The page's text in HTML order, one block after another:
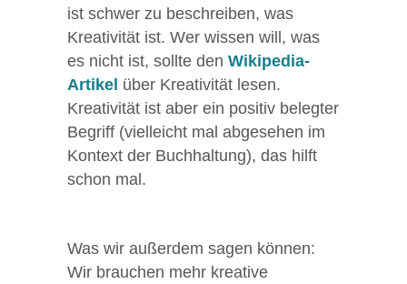
ist schwer zu beschreiben, was
Kreativität ist. Wer wissen will, was
es nicht ist, sollte den Wikipedia-
Artikel über Kreativität lesen.
Kreativität ist aber ein positiv belegter
Begriff (vielleicht mal abgesehen im
Kontext der Buchhaltung), das hilft
schon mal.
Was wir außerdem sagen können:
Wir brauchen mehr kreative